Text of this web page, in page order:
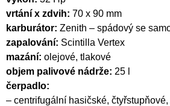
vrtání x zdvih: 70 x 90 mm
karburátor: Zenith – spádový se
zapalování: Scintilla Vertex
mazání: olejové, tlakové
objem palivové nádrže: 25 l
čerpadlo:
– centrifugální hasičské,